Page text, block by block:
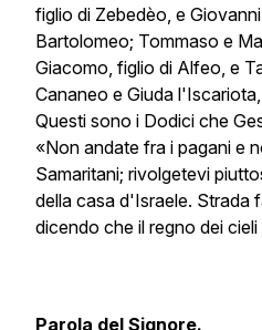
figlio di Zebedèo, e
Bartolomeo; Tommaso e
Giacomo, figlio di Alfeo, e
Cananeo e Giuda
Questi sono i Dodici che
«Non andate fra i pagani e
Samaritani; rivolgetevi
della casa d'Israele. Strada
dicendo che il regno dei
Parola del Signore.